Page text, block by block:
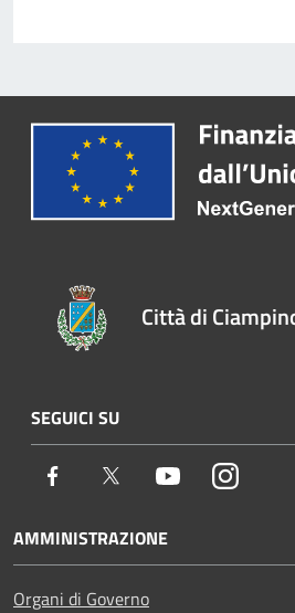
Città di
SEGUICI SU
Facebook Twitter Youtube
AMMINISTRAZIONE
Organi di Governo